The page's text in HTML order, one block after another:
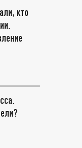
кто